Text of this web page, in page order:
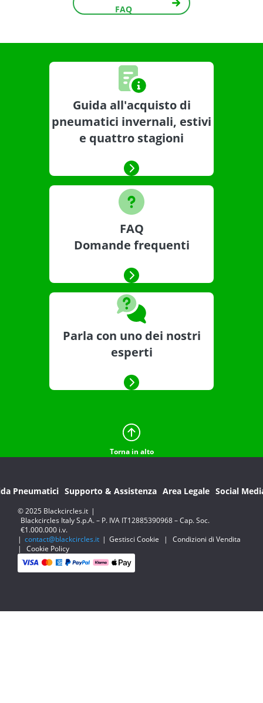
FAQ
Guida all'acquisto di
pneumatici invernali, estivi
e quattro stagioni
FAQ
Domande frequenti
Parla con uno dei nostri
esperti
Torna in alto
Pneumatici Supporto & Assistenza Area Legale Social
© 2025 Blackcircles.it |
Blackcircles Italy S.p.A. – P. IVA IT12885390968 – Cap. Soc.
€1.000.000 i.v.
| contact@blackcircles.it | Gestisci Cookie |
Condizioni di Vendita
|
Cookie Policy